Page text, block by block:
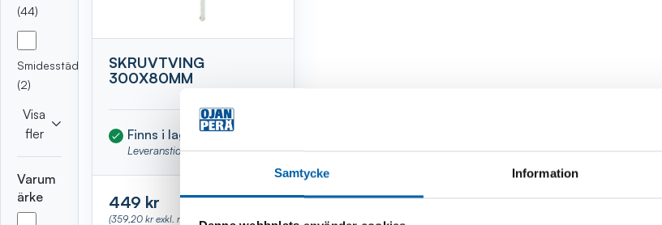
Samtycke Information
(44)
Smidesstäd
(2)
Visa
fler
Varum
ärke
SKRUVTVING
300X80MM
Finns i lager(Kalix)
Leveranstid 1-3 vardagar
449 kr
(359,20 kr exkl. moms)